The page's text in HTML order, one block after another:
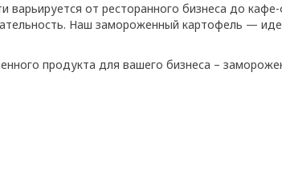
варьируется от ресторанного бизнеса до
Наш замороженный картофель —
продукта для вашего бизнеса –